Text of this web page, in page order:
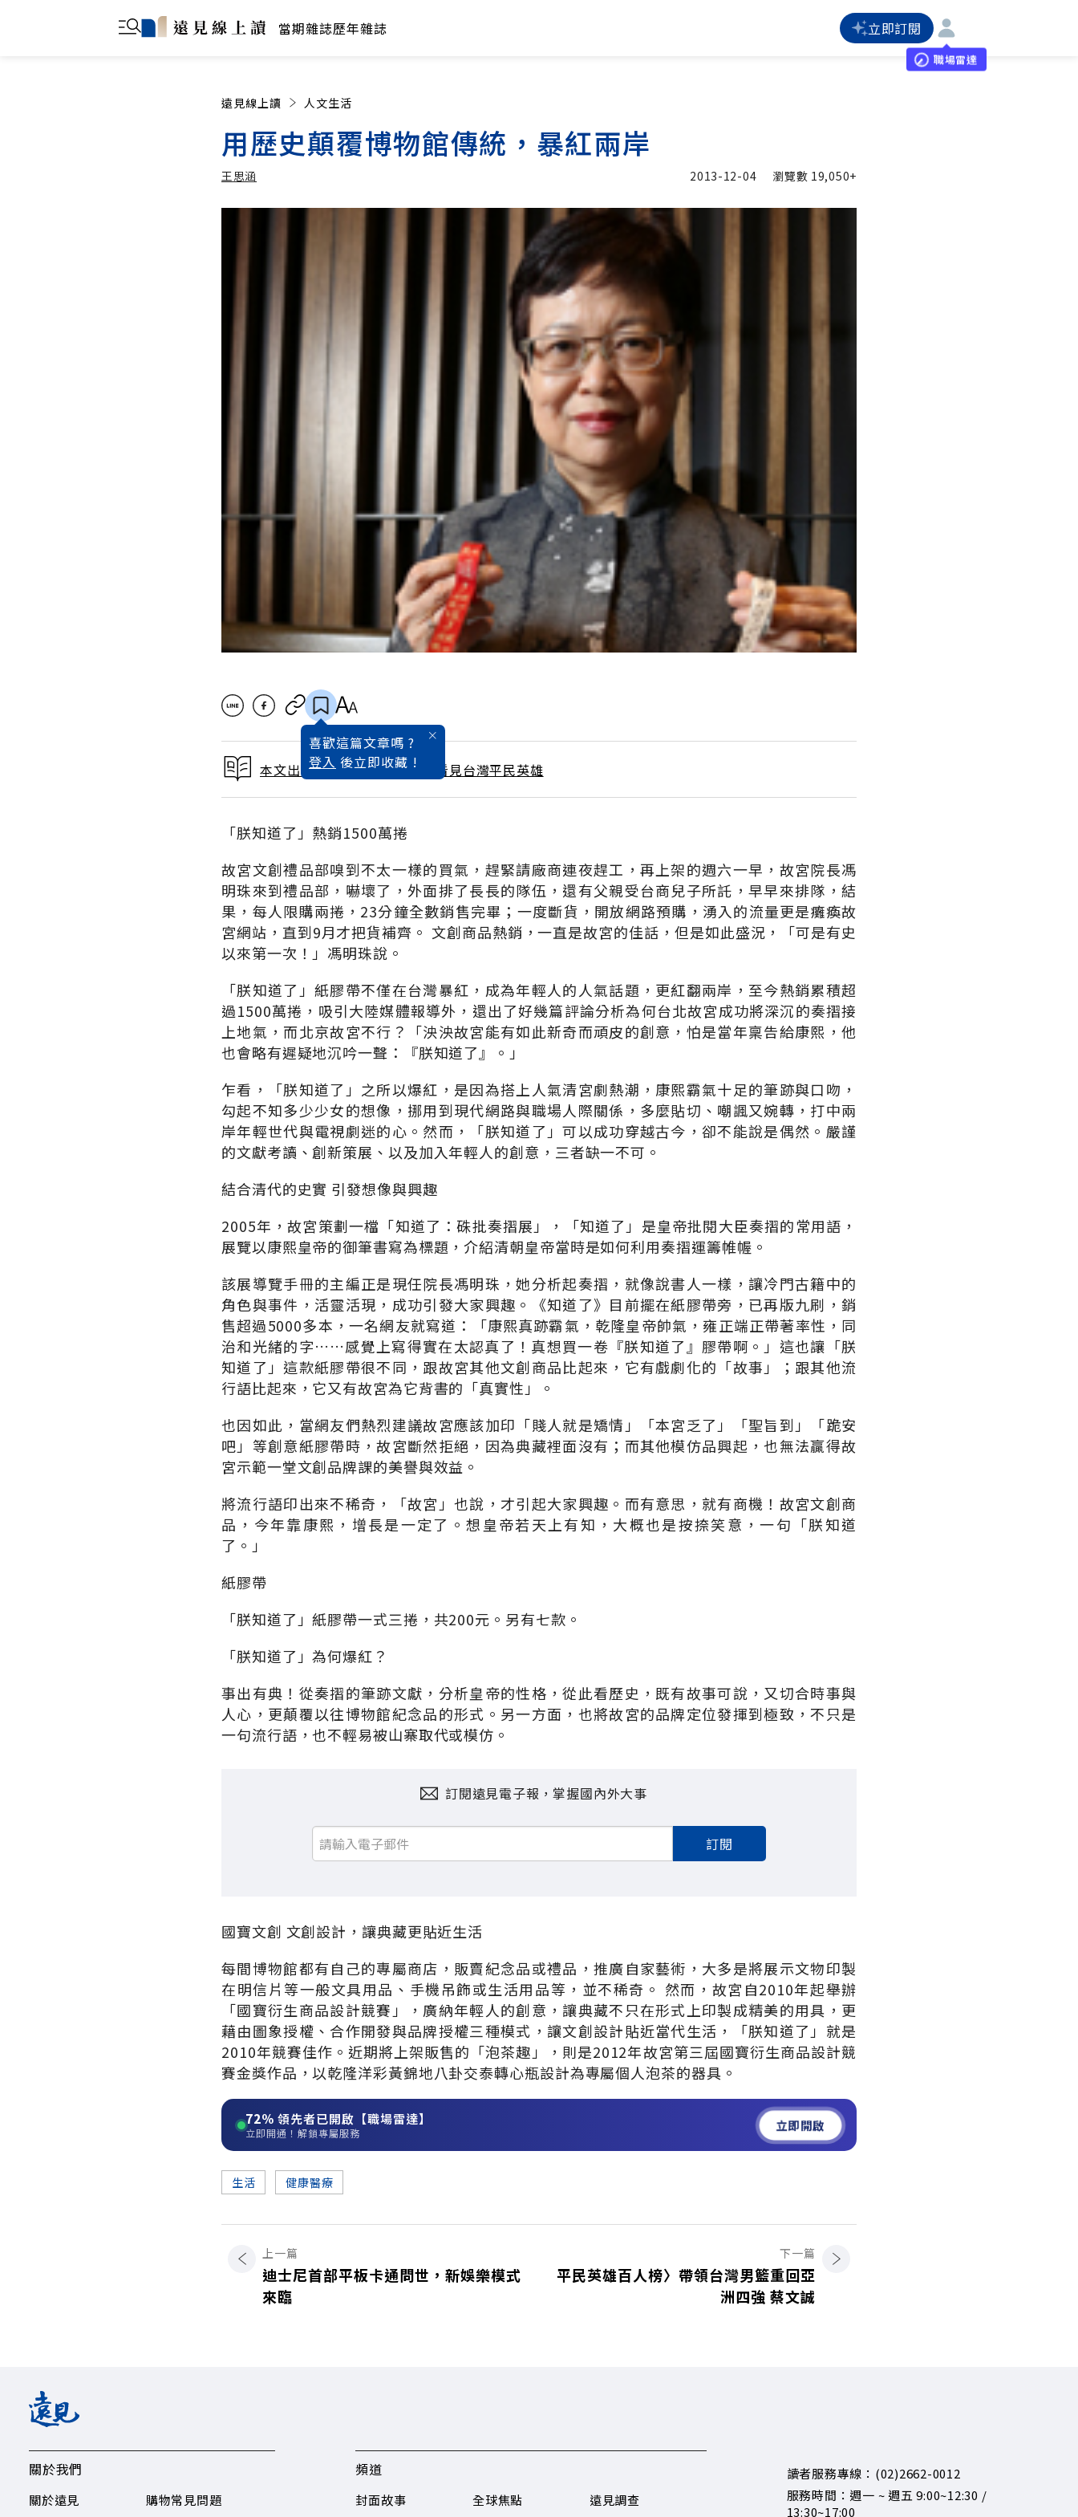
當期雜誌歷年雜誌 立即訂閱
職場雷達
遠見線上讀 人文生活
用歷史顛覆博物館傳統，暴紅兩岸
王思涵 2013-12-04 瀏覽數 19,050+
喜歡這篇文章嗎 ?
登入 後立即收藏 !
本文出自 2013 / 12月號雜誌 看見台灣平民英雄
「朕知道了」熱銷1500萬捲
故宮文創禮品部嗅到不太一樣的買氣，趕緊請廠商連夜趕工，再上架的週六一早，故宮院長馮
明珠來到禮品部，嚇壞了，外面排了長長的隊伍，還有父親受台商兒子所託，早早來排隊，結
果，每人限購兩捲，23分鐘全數銷售完畢；一度斷貨，開放網路預購，湧入的流量更是癱瘓故
宮網站，直到9月才把貨補齊。 文創商品熱銷，一直是故宮的佳話，但是如此盛況，「可是有史
以來第一次！」馮明珠說。
「朕知道了」紙膠帶不僅在台灣暴紅，成為年輕人的人氣話題，更紅翻兩岸，至今熱銷累積超
過1500萬捲，吸引大陸媒體報導外，還出了好幾篇評論分析為何台北故宮成功將深沉的奏摺接
上地氣，而北京故宮不行？「泱泱故宮能有如此新奇而頑皮的創意，怕是當年稟告給康熙，他
也會略有遲疑地沉吟一聲：『朕知道了』。」
乍看，「朕知道了」之所以爆紅，是因為搭上人氣清宮劇熱潮，康熙霸氣十足的筆跡與口吻，
勾起不知多少少女的想像，挪用到現代網路與職場人際關係，多麼貼切、嘲諷又婉轉，打中兩
岸年輕世代與電視劇迷的心。然而，「朕知道了」可以成功穿越古今，卻不能說是偶然。嚴謹
的文獻考讀、創新策展、以及加入年輕人的創意，三者缺一不可。
結合清代的史實 引發想像與興趣
2005年，故宮策劃一檔「知道了：硃批奏摺展」，「知道了」是皇帝批閱大臣奏摺的常用語，
展覽以康熙皇帝的御筆書寫為標題，介紹清朝皇帝當時是如何利用奏摺運籌帷幄。
該展導覽手冊的主編正是現任院長馮明珠，她分析起奏摺，就像說書人一樣，讓冷門古籍中的
角色與事件，活靈活現，成功引發大家興趣。《知道了》目前擺在紙膠帶旁，已再版九刷，銷
售超過5000多本，一名網友就寫道：「康熙真跡霸氣，乾隆皇帝帥氣，雍正端正帶著率性，同
治和光緒的字……感覺上寫得實在太認真了！真想買一卷『朕知道了』膠帶啊。」這也讓「朕
知道了」這款紙膠帶很不同，跟故宮其他文創商品比起來，它有戲劇化的「故事」；跟其他流
行語比起來，它又有故宮為它背書的「真實性」。
也因如此，當網友們熱烈建議故宮應該加印「賤人就是矯情」「本宮乏了」「聖旨到」「跪安
吧」等創意紙膠帶時，故宮斷然拒絕，因為典藏裡面沒有；而其他模仿品興起，也無法贏得故
宮示範一堂文創品牌課的美譽與效益。
將流行語印出來不稀奇，「故宮」也說，才引起大家興趣。而有意思，就有商機！故宮文創商
品，今年靠康熙，增長是一定了。想皇帝若天上有知，大概也是按捺笑意，一句「朕知道
了。」
紙膠帶
「朕知道了」紙膠帶一式三捲，共200元。另有七款。
「朕知道了」為何爆紅？
事出有典！從奏摺的筆跡文獻，分析皇帝的性格，從此看歷史，既有故事可說，又切合時事與
人心，更顛覆以往博物館紀念品的形式。另一方面，也將故宮的品牌定位發揮到極致，不只是
一句流行語，也不輕易被山寨取代或模仿。
訂閱遠見電子報，掌握國內外大事
訂閱
國寶文創 文創設計，讓典藏更貼近生活
每間博物館都有自己的專屬商店，販賣紀念品或禮品，推廣自家藝術，大多是將展示文物印製
在明信片等一般文具用品、手機吊飾或生活用品等，並不稀奇。 然而，故宮自2010年起舉辦
「國寶衍生商品設計競賽」，廣納年輕人的創意，讓典藏不只在形式上印製成精美的用具，更
藉由圖象授權、合作開發與品牌授權三種模式，讓文創設計貼近當代生活，「朕知道了」就是
2010年競賽佳作。近期將上架販售的「泡茶趣」，則是2012年故宮第三屆國寶衍生商品設計競
賽金獎作品，以乾隆洋彩黃錦地八卦交泰轉心瓶設計為專屬個人泡茶的器具。
72% 領先者已開啟【職場雷達】
立即開通！解鎖專屬服務 立即開啟
生活 健康醫療
上一篇
迪士尼首部平板卡通問世，新娛樂模式
來臨
下一篇
平民英雄百人榜〉帶領台灣男籃重回亞
洲四強 蔡文誠
關於我們
關於遠見 購物常見問題
頻道
封面故事 全球焦點 遠見調查
讀者服務專線：(02)2662-0012
服務時間：週一 ~ 週五 9:00~12:30 /
13:30~17:00